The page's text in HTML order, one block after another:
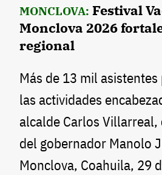
MONCLOVA: Festival
Monclova 2026
regional
Más de 13 mil
las actividades
alcalde Carlos
del gobernador Manolo
Monclova, Coahuila, 29